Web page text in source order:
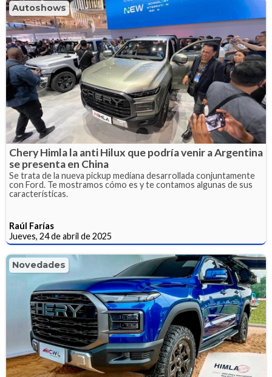
Autoshows
Chery Himla la anti Hilux que podría venir a Argentina
se presenta en China
Se trata de la nueva pickup mediana desarrollada conjuntamente
con Ford. Te mostramos cómo es y te contamos algunas de sus
características.
Raúl Farías
Jueves, 24 de abril de 2025
Novedades